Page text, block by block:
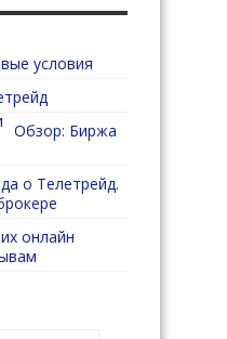
условия
Обзор: Биржа
о Телетрейд.
онлайн